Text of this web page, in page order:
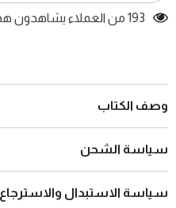
193 من العملاء يشاهدون هذا المنتج
وصف الكتاب
سياسة الشحن
سياسة الاستبدال والاسترجاع